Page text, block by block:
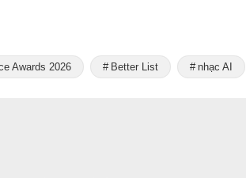
Awards 2026 Better List nhạc AI